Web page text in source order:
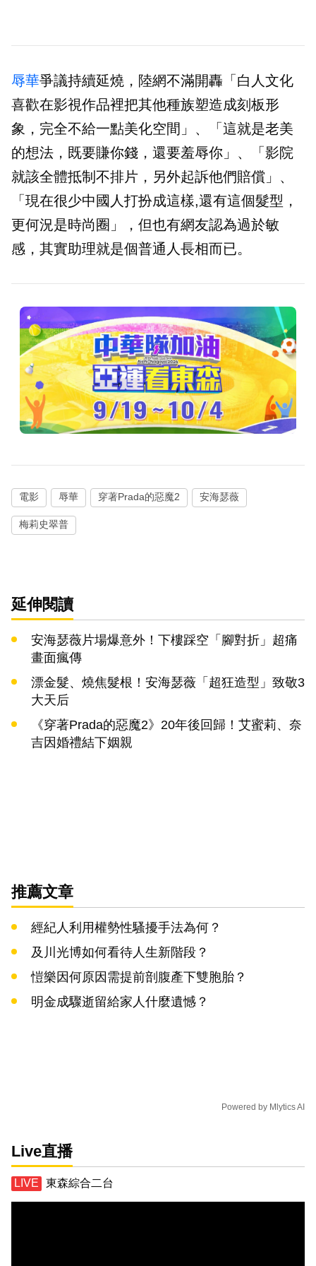
辱華爭議持續延燒，陸網不滿開轟「白人文化
喜歡在影視作品裡把其他種族塑造成刻板形
象，完全不給一點美化空間」、「這就是老美
的想法，既要賺你錢，還要羞辱你」、「影院
就該全體抵制不排片，另外起訴他們賠償」、
「現在很少中國人打扮成這樣,還有這個髮型，
更何況是時尚圈」，但也有網友認為過於敏
感，其實助理就是個普通人長相而已。
電影 辱華 穿著Prada的惡魔2 安海瑟薇
梅莉史翠普
延伸閱讀
安海瑟薇片場爆意外！下樓踩空「腳對折」超痛
畫面瘋傳
漂金髮、燒焦髮根！安海瑟薇「超狂造型」致敬3
大天后
《穿著Prada的惡魔2》20年後回歸！艾蜜莉、奈
吉因婚禮結下姻親
推薦文章
經紀人利用權勢性騷擾手法為何？
及川光博如何看待人生新階段？
愷樂因何原因需提前剖腹產下雙胞胎？
明金成驟逝留給家人什麼遺憾？
Powered by Mlytics AI
Live直播
東森綜合二台